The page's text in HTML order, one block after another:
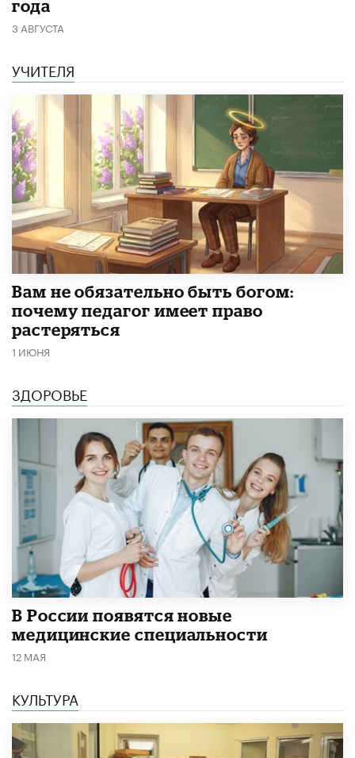
года
3 АВГУСТА
УЧИТЕЛЯ
​Вам не обязательно быть богом:
почему педагог имеет право
растеряться
1 ИЮНЯ
ЗДОРОВЬЕ
В России появятся новые
медицинские специальности
12 МАЯ
КУЛЬТУРА